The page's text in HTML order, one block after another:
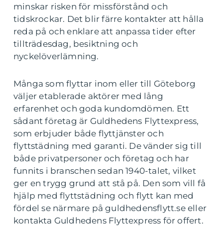
minskar risken för missförstånd och
tidskrockar. Det blir färre kontakter att hålla
reda på och enklare att anpassa tider efter
tillträdesdag, besiktning och
nyckelöverlämning.
Många som flyttar inom eller till Göteborg
väljer etablerade aktörer med lång
erfarenhet och goda kundomdömen. Ett
sådant företag är Guldhedens Flyttexpress,
som erbjuder både flyttjänster och
flyttstädning med garanti. De vänder sig till
både privatpersoner och företag och har
funnits i branschen sedan 1940-talet, vilket
ger en trygg grund att stå på. Den som vill få
hjälp med flyttstädning och flytt kan med
fördel se närmare på guldhedensflytt.se eller
kontakta Guldhedens Flyttexpress för offert.